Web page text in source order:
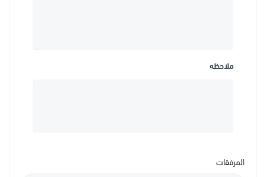
ملاحظه
المرفقات